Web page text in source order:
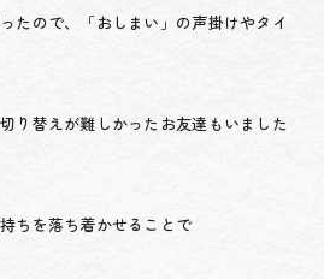
たので、「おしまい」の声掛けやタイ
り替えが難しかったお友達もいました
ちを落ち着かせることで